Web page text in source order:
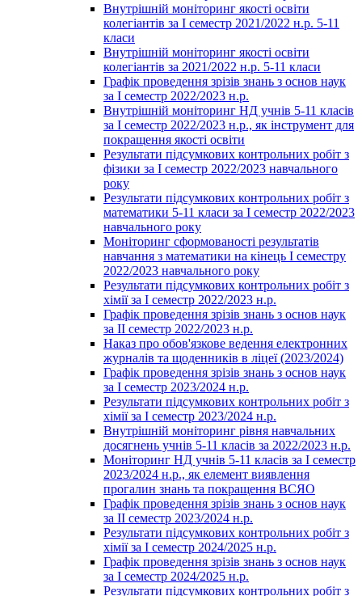
Внутрішній моніторинг якості освіти
колегіантів за І семестр 2021/2022 н.р. 5-11
класи
Внутрішній моніторинг якості освіти
колегіантів за 2021/2022 н.р. 5-11 класи
Графік проведення зрізів знань з основ наук
за І семестр 2022/2023 н.р.
Внутрішній моніторинг НД учнів 5-11 класів
за І семестр 2022/2023 н.р., як інструмент для
покращення якості освіти
Результати підсумкових контрольних робіт з
фізики за І семестр 2022/2023 навчального
року
Результати підсумкових контрольних робіт з
математики 5-11 класи за І семестр 2022/2023
навчального року
Моніторинг сформованості результатів
навчання з математики на кінець І семестру
2022/2023 навчального року
Результати підсумкових контрольних робіт з
хімії за І семестр 2022/2023 н.р.
Графік проведення зрізів знань з основ наук
за ІІ семестр 2022/2023 н.р.
Наказ про обов'язкове ведення електронних
журналів та щоденників в ліцеї (2023/2024)
Графік проведення зрізів знань з основ наук
за І семестр 2023/2024 н.р.
Результати підсумкових контрольних робіт з
хімії за І семестр 2023/2024 н.р.
Внутрішній моніторинг рівня навчальних
досягнень учнів 5-11 класів за 2022/2023 н.р.
Моніторинг НД учнів 5-11 класів за І семестр
2023/2024 н.р., як елемент виявлення
прогалин знань та покращення ВСЯО
Графік проведення зрізів знань з основ наук
за ІІ семестр 2023/2024 н.р.
Результати підсумкових контрольних робіт з
хімії за І семестр 2024/2025 н.р.
Графік проведення зрізів знань з основ наук
за І семестр 2024/2025 н.р.
Результати підсумкових контрольних робіт з